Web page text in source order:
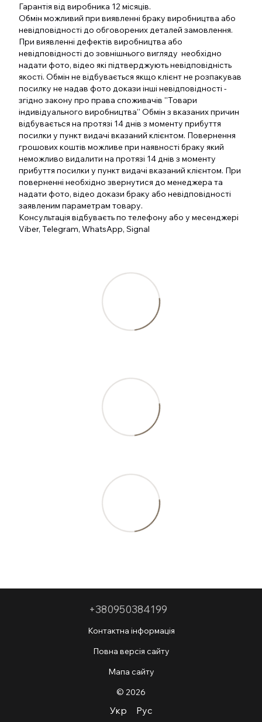
Гарантія від виробника 12 місяців.
Обмін можливий при виявленні браку виробництва або
невідповідності до обговорених деталей замовлення.
При виявленні дефектів виробництва або
невідповідності до зовнішнього вигляду необхідно
надати фото, відео які підтверджують невідповідність
якості. Обмін не відбувається якщо клієнт не розпакував
посилку не надав фото докази інші невідповідності -
згідно закону про права споживачів ''Товари
індивідуального виробництва'' Обмін з вказаних причин
відбувається на протязі 14 днів з моменту прибуття
посилки у пункт видачі вказаний клієнтом. Повернення
грошових коштів можливе при наявності браку який
неможливо видалити на протязі 14 днів з моменту
прибуття посилки у пункт видачі вказаний клієнтом. При
поверненні необхідно звернутися до менеджера та
надати фото, відео докази браку або невідповідності
заявленим параметрам товару.
Консультація відбуваєть по телефону або у месенджері
Viber, Telegram, WhatsApp, Signal
+380950384199
Контактна інформація
Повна версія сайту
Мапа сайту
© 2026
Укр Рус